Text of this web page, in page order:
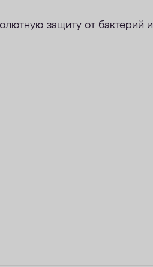
защиту от бактерий и